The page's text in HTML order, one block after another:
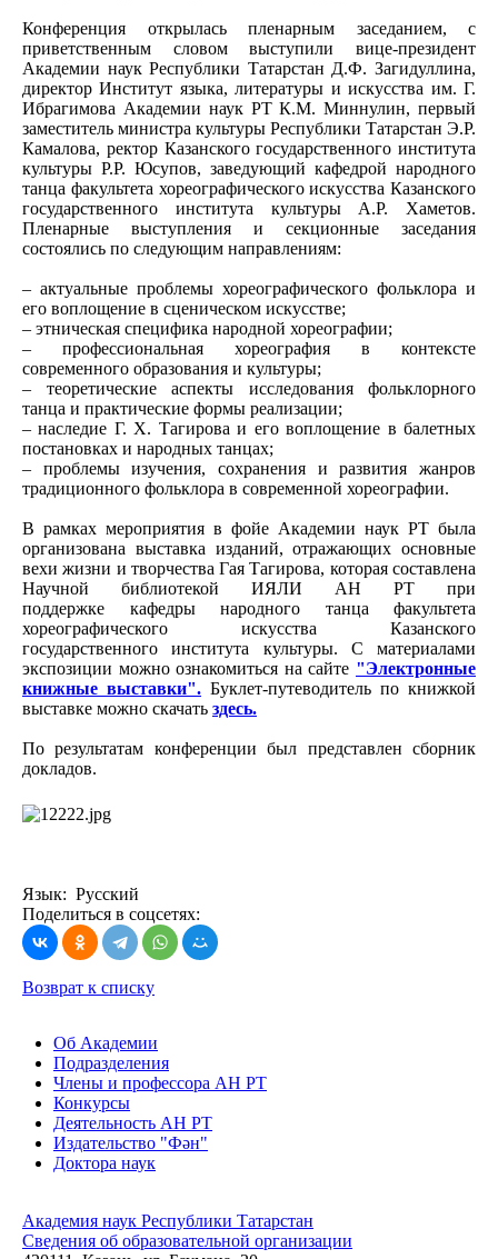
Конференция открылась пленарным заседанием, с
приветственным словом выступили вице-президент
Академии наук Республики Татарстан Д.Ф. Загидуллина,
директор Институт языка, литературы и искусства им. Г.
Ибрагимова Академии наук РТ К.М. Миннулин, первый
заместитель министра культуры Республики Татарстан Э.Р.
Камалова, ректор Казанского государственного института
культуры Р.Р. Юсупов, заведующий кафедрой народного
танца факультета хореографического искусства Казанского
государственного института культуры А.Р. Хаметов.
Пленарные выступления и секционные заседания
состоялись по следующим направлениям:
– актуальные проблемы хореографического фольклора и
его воплощение в сценическом искусстве;
– этническая специфика народной хореографии;
– профессиональная хореография в контексте
современного образования и культуры;
– теоретические аспекты исследования фольклорного
танца и практические формы реализации;
– наследие Г. Х. Тагирова и его воплощение в балетных
постановках и народных танцах;
– проблемы изучения, сохранения и развития жанров
традиционного фольклора в современной хореографии.
В рамках мероприятия в фойе Академии наук РТ была
организована выставка изданий, отражающих основные
вехи жизни и творчества Гая Тагирова, которая составлена
Научной библиотекой ИЯЛИ АН РТ при
поддержке кафедры народного танца факультета
хореографического искусства Казанского
государственного института культуры. С материалами
экспозиции можно ознакомиться на сайте "Электронные
книжные выставки". Буклет-путеводитель по книжкой
выставке можно скачать здесь.
По результатам конференции был представлен сборник
докладов.
Язык: Русский
Поделиться в соцсетях:
Возврат к списку
Об Академии
Подразделения
Члены и профессора АН РТ
Конкурсы
Деятельность АН РТ
Издательство "Фән"
Доктора наук
Академия наук Республики Татарстан
Сведения об образовательной организации